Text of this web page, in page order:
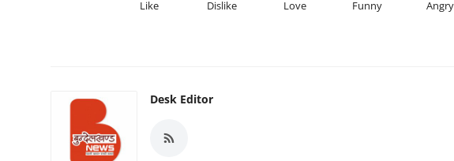
Like Dislike Love Funny Angry
Desk Editor